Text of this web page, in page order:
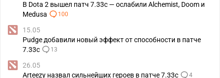
В Dota 2 вышел патч 7.33c — ослабили Alchemist, Doom и
Medusa
100
15.05
Pudge добавили новый эффект от способности в патче
7.33с
13
26.05
Arteezy назвал сильнейших героев в патче 7.33c
4